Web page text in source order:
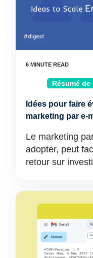
Résumé
Idées pour faire
marketing par e-
Le marketing
adopter, peut
retour sur